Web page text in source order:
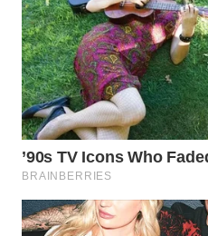
WN
SOLO
WN
BOROBUDUR
WN
MADURA
WN